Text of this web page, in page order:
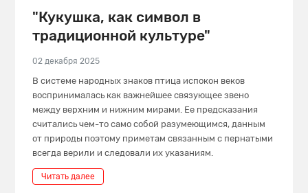
"Кукушка, как символ в
традиционной культуре"
02 декабря 2025
В системе народных знаков птица испокон веков
воспринималась как важнейшее связующее звено
между верхним и нижним мирами. Ее предсказания
считались чем-то само собой разумеющимся, данным
от природы поэтому приметам связанным с пернатыми
всегда верили и следовали их указаниям.
Читать далее